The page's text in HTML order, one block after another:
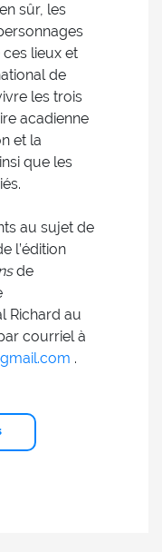
sûr, les
lieux et
de
les trois
acadienne
et la
que les
au sujet de
l’édition
de
Richard au
courriel à
.